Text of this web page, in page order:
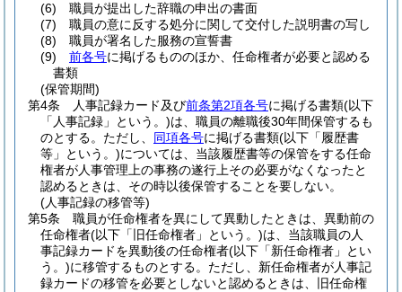
(6)
職員が提出した辞職の申出の書面
(7)
職員の意に反する処分に関して交付した説明書の写し
(8)
職員が署名した服務の宣誓書
(9)
前各号に掲げるもののほか、任命権者が必要と認める
書類
(保管期間)
第4条
人事記録カード及び前条第2項各号に掲げる書類(以下
「人事記録」という。)は、職員の離職後30年間保管するも
のとする。 ただし、 同項各号に掲げる書類(以下「履歴書
等」という。)については、当該履歴書等の保管をする任命
権者が人事管理上の事務の遂行上その必要がなくなったと
認めるときは、その時以後保管することを要しない。
(人事記録の移管等)
第5条
職員が任命権者を異にして異動したときは、異動前の
任命権者(以下「旧任命権者」という。)は、当該職員の人
事記録カードを異動後の任命権者(以下「新任命権者」とい
う。)に移管するものとする。 ただし、新任命権者が人事記
録カードの移管を必要としないと認めるときは、旧任命権